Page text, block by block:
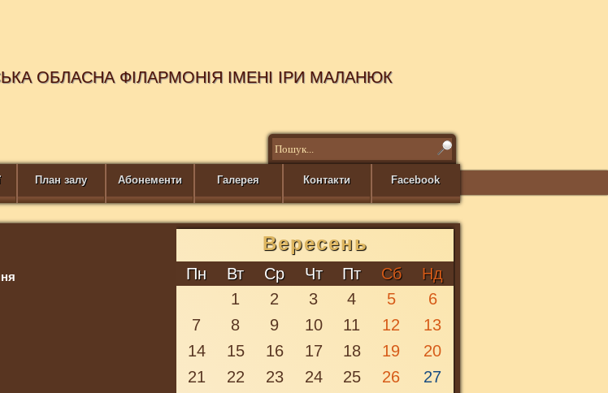
ОБЛАСНА ФІЛАРМОНІЯ ІМЕНІ ІРИ МАЛАНЮК
План залу Абонементи Галерея Контакти Facebook
Вересень
Пн Вт Ср Чт Пт Сб
Нд
1
2 3 4 5
6
7
8 9 10 11 12
13
14
15 16 17 18 19
20
21
22 23 24 25 26
27